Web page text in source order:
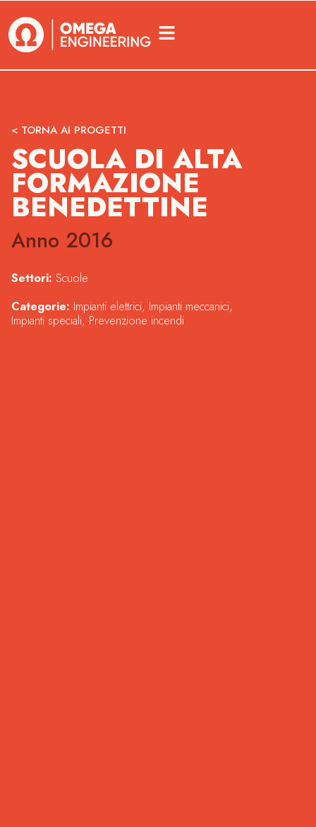
< TORNA AI PROGETTI
SCUOLA DI ALTA
FORMAZIONE
BENEDETTINE
Anno 2016
Settori: Scuole
Categorie: Impianti elettrici, Impianti meccanici,
Impianti speciali, Prevenzione incendi